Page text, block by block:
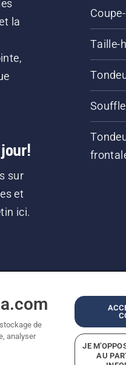
la
sur
et
ici.
Taille-
continue, le
Tous droits réservés.
de
analyser
JE
AU